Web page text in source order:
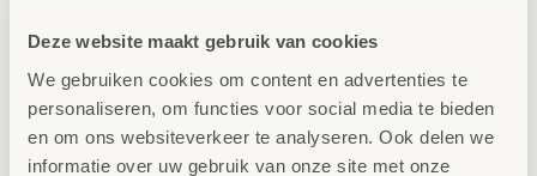
Deze website maakt gebruik van cookies
We gebruiken cookies om content en advertenties te
personaliseren, om functies voor social media te bieden
en om ons websiteverkeer te analyseren. Ook delen we
informatie over uw gebruik van onze site met onze